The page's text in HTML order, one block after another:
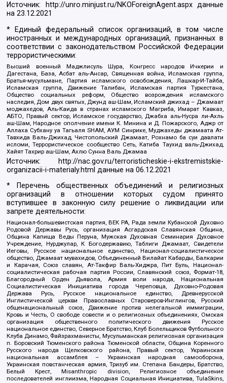
Источник: http://unro.minjust.ru/NKOForeignAgent.aspxданные
на23.12.2021
* Единый федеральный список организаций, в том числе
иностранных и международных организаций, признанных в
соответствии с законодательством Российской Федерации
террористическими:
Высший военный Маджлисуль Шура, Конгресс народов Ичкерии и
Дагестана, База, Асбат аль-Ансар, Священная война, Исламская группа,
Братья-мусульмане, Партия исламского освобождения, Лашкар-И-Тайба,
Исламская группа, Движение Талибан, Исламская партия Туркестана,
Общество социальных реформ, Общество возрождения исламского
наследия, Дом двух святых, Джунд аш-Шам, Исламский джихад – Джамаат
моджахедов, Аль-Каида в странах исламского Магриба, Имарат Кавказ,
АБТО, Правый сектор, Исламское государство, Джабха аль-Нусра ли-Ахль
аш-Шам, Народное ополчение имени К. Минина и Д. Пожарского, Аджр от
Аллаха Субхану уа Тагьаля SHAM, АУМ Синрике, Муджахеды джамаата Ат-
Тавхида Валь-Джихад, Чистопольский Джамаат, Рохнамо ба суи давлати
исломи, Террористическое сообщество Сеть, Катиба Таухид валь-Джихад,
Хайят Тахрир аш-Шам, Ахлю Сунна Валь Джамаа
Источник:
http://nac.gov.ru/terroristicheskie-i-ekstremistskie-
organizacii-i-materialy.html данные на06.12.2021
* Перечень общественных объединений и религиозных
организаций в отношении которых судом принято
вступившее в законную силу решение о ликвидации или
запрете деятельности:
Национал-большевистская партия, ВЕК РА, Рада земли Кубанской Духовно
Родовой Державы Русь, организация Асгардская Славянская Община,
Община Капища Веды Перуна, Мужская Духовная Семинария Духовное
Учреждение, Нурджулар, К Богодержавию, Таблиги Джамаат, Свидетели
Иеговы, Русское национальное единство, Национал-социалистическое
общество, Джамаат мувахидов, Объединенный Вилайат Кабарды, Балкарии
и Карачая, Союз славян, Ат-Такфир Валь-Хиджра, Пит Буль, Национал-
социалистическая рабочая партия России, Славянский союз, Формат-18,
Благородный Орден Дьявола, Армия воли народа, Национальная
Социалистическая Инициатива города Череповца, Духовно-Родовая
Держава Русь, Русское национальное единство, Древнерусской
Инглистической церкви Православных Староверов-Инглингов, Русский
общенациональный союз, Движение против нелегальной иммиграции,
Кровь и Честь, О свободе совести и о религиозных объединениях, Омская
организация общественного политического движения Русское
национальное единство, Северное Братство, Клуб Болельщиков Футбольного
Клуба Динамо, Файзрахманисты, Мусульманская религиозная организация
п. Боровский Тюменского района Тюменской области, Община Коренного
Русского народа Щелковского района, Правый сектор, Украинская
национальная ассамблея – Украинская народная самооборона,
Украинская повстанческая армия, Тризуб им. Степана Бандеры, Братство,
Белый Крест, Misanthropic division, Религиозное объединение
последователей инглиизма, Народная Социальная Инициатива, TulaSkins,